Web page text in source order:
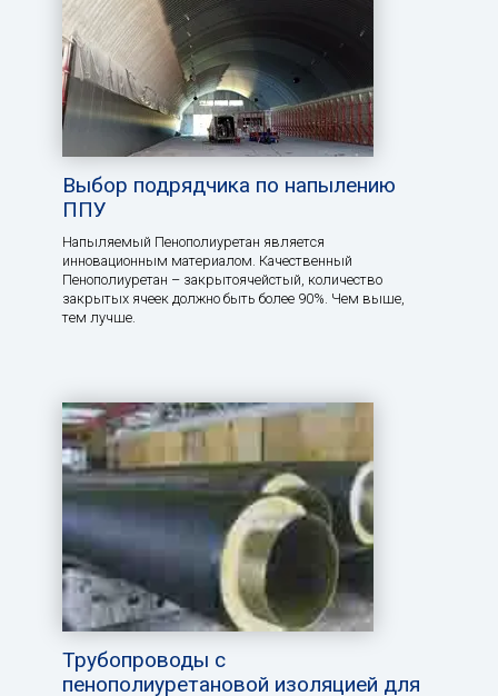
Выбор подрядчика по напылению
ППУ
Напыляемый Пенополиуретан является
инновационным материалом. Качественный
Пенополиуретан – закрытоячейстый, количество
закрытых ячеек должно быть более 90%. Чем выше,
тем лучше.
Трубопроводы с
пенополиуретановой изоляцией для